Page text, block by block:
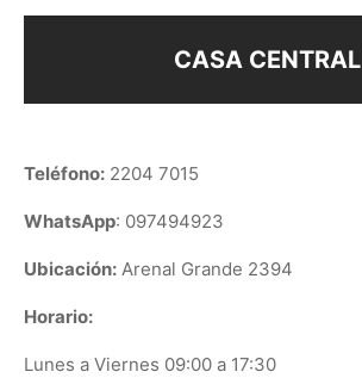
CASA CENTRAL
Teléfono: 2204 7015
WhatsApp: 097494923
Ubicación: Arenal Grande 2394
Horario:
Lunes a Viernes 09:00 a 17:30